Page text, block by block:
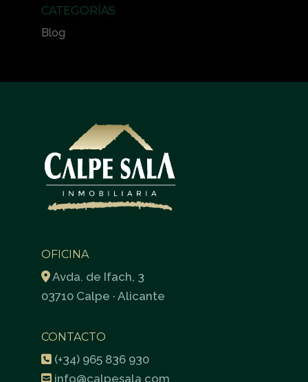
CATEGORÍAS
Blog
OFICINA
Avda. de Ifach, 3
03710 Calpe · Alicante
CONTACTO
(+34) 965 836 930
info@calpesala.com